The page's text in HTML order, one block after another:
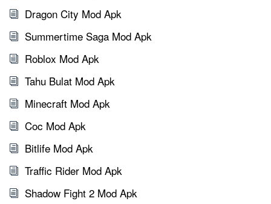
Dragon City Mod Apk
Summertime Saga Mod Apk
Roblox Mod Apk
Tahu Bulat Mod Apk
Minecraft Mod Apk
Coc Mod Apk
Bitlife Mod Apk
Traffic Rider Mod Apk
Shadow Fight 2 Mod Apk